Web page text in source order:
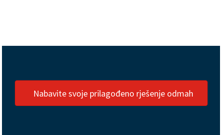
Nabavite svoje prilagođeno rješenje odmah